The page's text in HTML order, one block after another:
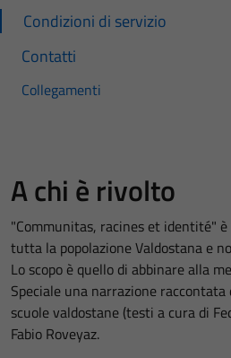
Condizioni di servizio
Contatti
Collegamenti
A chi è rivolto
"Communitas, racines et identité"
tutta la popolazione Valdostana e
Lo scopo è quello di abbinare alla
Speciale una narrazione
scuole valdostane (testi a cura di
Fabio Roveyaz.